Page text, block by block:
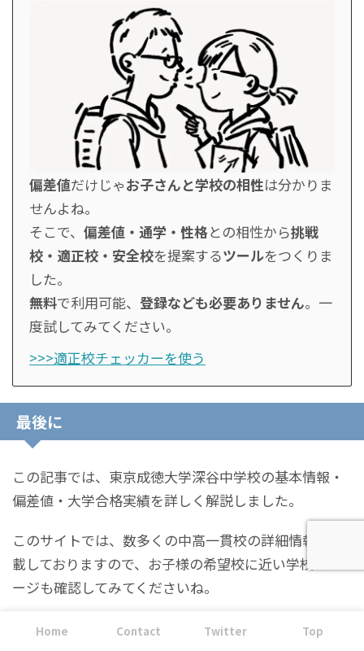
偏差値だけじゃお子さんと学校の相性は分かりま
せんよね。
そこで、 偏差値・通学・性格との相性から挑戦
校・適正校・安全校を提案するツールをつくりま
した。
無料で利用可能、 登録なども必要ありません。一
度試してみてください。
>>>適正校チェッカーを使う
最後に
この記事では、東京成徳大学深谷中学校の基本情報・
偏差値・大学合格実績を詳しく解説しました。
このサイトでは、数多くの中高一貫校の詳細情報を掲
載しておりますので、お子様の希望校に近い学校のペ
ージも確認してみてくださいね。
タグHome Contact Twitter Top